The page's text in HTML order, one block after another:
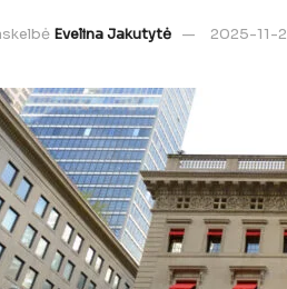
Evelina Jakutytė 2025-11-